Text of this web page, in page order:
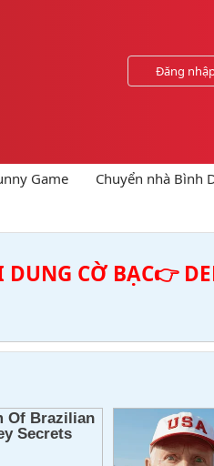
Đăng
Game Chuyển nhà Bình
CỜ BẠC👉